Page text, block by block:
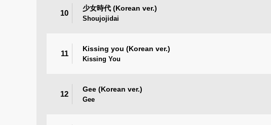
10
少女時代 (Korean ver.)
Shoujojidai
11
Kissing you (Korean ver.)
Kissing You
12
Gee (Korean ver.)
Gee